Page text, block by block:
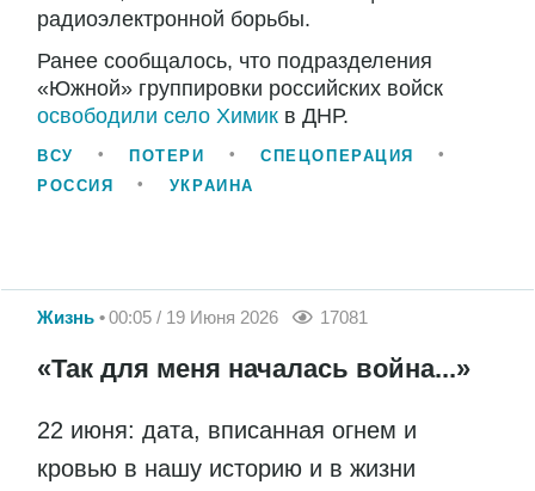
радиоэлектронной борьбы.
Ранее сообщалось, что подразделения
«Южной» группировки российских войск
освободили село Химик в ДНР.
ВСУ ПОТЕРИ
СПЕЦОПЕРАЦИЯ
РОССИЯ
УКРАИНА
Жизнь 00:05 / 19 Июня 2026 17081
«Так для меня началась война...»
22 июня: дата, вписанная огнем и
кровью в нашу историю и в жизни